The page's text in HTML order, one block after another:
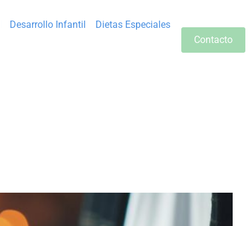
Desarrollo Infantil Dietas Especiales
Contacto